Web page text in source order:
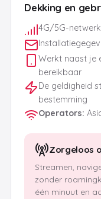
Dekking en
4G/5G-
Werkt naast je
bereikbaar
De geldigheid
bestemming
Operators:
Zorgeloos
Streamen,
zonder
één minuut en